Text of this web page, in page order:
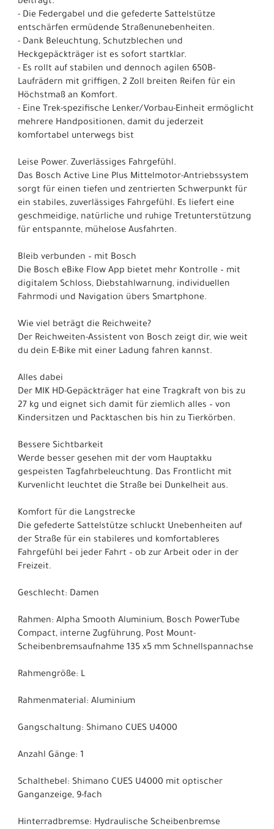
beiträgt.
- Die Federgabel und die gefederte Sattelstütze
entschärfen ermüdende Straßenunebenheiten.
- Dank Beleuchtung, Schutzblechen und
Heckgepäckträger ist es sofort startklar.
- Es rollt auf stabilen und dennoch agilen 650B-
Laufrädern mit griffigen, 2 Zoll breiten Reifen für ein
Höchstmaß an Komfort.
- Eine Trek-spezifische Lenker/Vorbau-Einheit ermöglicht
mehrere Handpositionen, damit du jederzeit
komfortabel unterwegs bist
Leise Power. Zuverlässiges Fahrgefühl.
Das Bosch Active Line Plus Mittelmotor-Antriebssystem
sorgt für einen tiefen und zentrierten Schwerpunkt für
ein stabiles, zuverlässiges Fahrgefühl. Es liefert eine
geschmeidige, natürliche und ruhige Tretunterstützung
für entspannte, mühelose Ausfahrten.
Bleib verbunden – mit Bosch
Die Bosch eBike Flow App bietet mehr Kontrolle – mit
digitalem Schloss, Diebstahlwarnung, individuellen
Fahrmodi und Navigation übers Smartphone.
Wie viel beträgt die Reichweite?
Der Reichweiten-Assistent von Bosch zeigt dir, wie weit
du dein E-Bike mit einer Ladung fahren kannst.
Alles dabei
Der MIK HD-Gepäckträger hat eine Tragkraft von bis zu
27 kg und eignet sich damit für ziemlich alles – von
Kindersitzen und Packtaschen bis hin zu Tierkörben.
Bessere Sichtbarkeit
Werde besser gesehen mit der vom Hauptakku
gespeisten Tagfahrbeleuchtung. Das Frontlicht mit
Kurvenlicht leuchtet die Straße bei Dunkelheit aus.
Komfort für die Langstrecke
Die gefederte Sattelstütze schluckt Unebenheiten auf
der Straße für ein stabileres und komfortableres
Fahrgefühl bei jeder Fahrt – ob zur Arbeit oder in der
Freizeit.
Geschlecht: Damen
Rahmen: Alpha Smooth Aluminium, Bosch PowerTube
Compact, interne Zugführung, Post Mount-
Scheibenbremsaufnahme 135 x5 mm Schnellspannachse
Rahmengröße: L
Rahmenmaterial: Aluminium
Gangschaltung: Shimano CUES U4000
Anzahl Gänge: 1
Schalthebel: Shimano CUES U4000 mit optischer
Ganganzeige, 9-fach
Hinterradbremse: Hydraulische Scheibenbremse